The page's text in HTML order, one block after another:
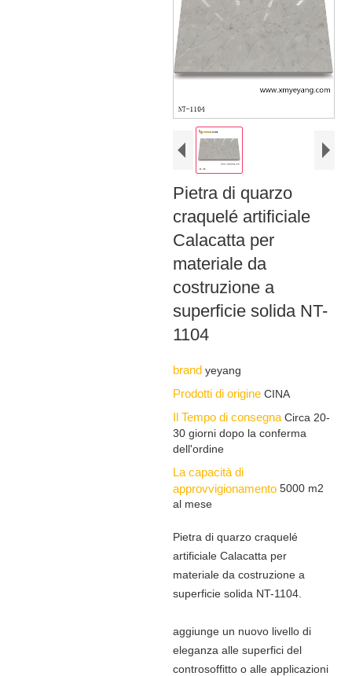
Pietra di quarzo
craquelé artificiale
Calacatta per
materiale da
costruzione a
superficie solida NT-
1104
brand yeyang
Prodotti di origine CINA
Il Tempo di consegna Circa 20-
30 giorni dopo la conferma
dell'ordine
La capacità di
approvvigionamento 5000 m2
al mese
Pietra di quarzo craquelé
artificiale Calacatta per
materiale da costruzione a
superficie solida NT-1104.
aggiunge un nuovo livello di
eleganza alle superfici del
controsoffitto o alle applicazioni